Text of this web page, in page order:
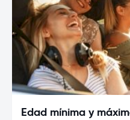
Edad mínima y